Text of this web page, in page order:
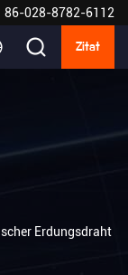
86-028-8782-6112
Zitat
Erdungsdraht